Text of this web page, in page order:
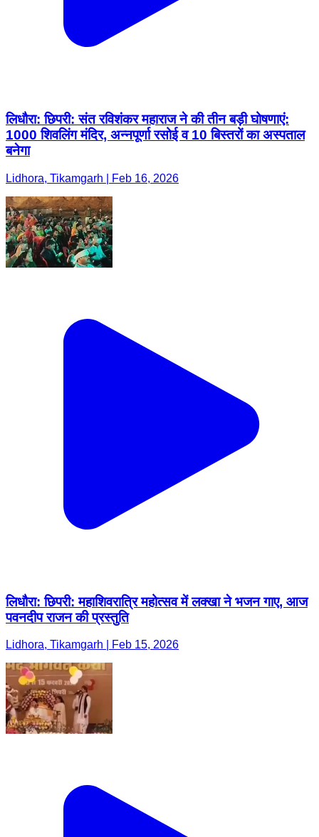
लिधौरा: छिपरी: संत रविशंकर महाराज ने की तीन बड़ी घोषणाएं:
1000 शिवलिंग मंदिर, अन्नपूर्णा रसोई व 10 बिस्तरों का अस्पताल
बनेगा
Lidhora, Tikamgarh | Feb 16, 2026
लिधौरा: छिपरी: महाशिवरात्रि महोत्सव में लक्खा ने भजन गाए, आज
पवनदीप राजन की प्रस्तुति
Lidhora, Tikamgarh | Feb 15, 2026